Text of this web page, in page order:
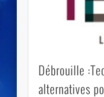
Débrouille
alternatives